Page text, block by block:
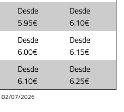
Desde
5.95€
Desde
6.10€
Desde
6.00€
Desde
6.15€
Desde
6.10€
Desde
6.25€
02/07/2026